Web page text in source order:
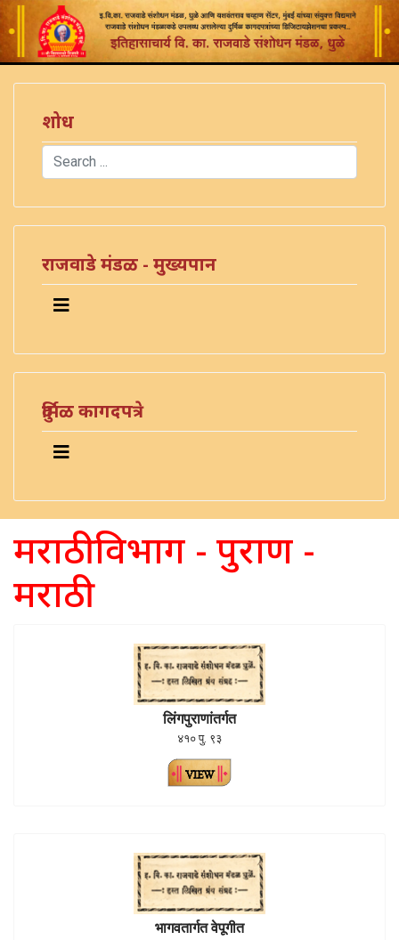
शोध
Search
राजवाडे मंडळ - मुख्यपान
दुर्मिळ कागदपत्रे
मराठी विभाग - पुराण -
मराठी
लिंगपुराणांतर्गत
४१० पु. ९३
भागवतार्गत वेपूगीत